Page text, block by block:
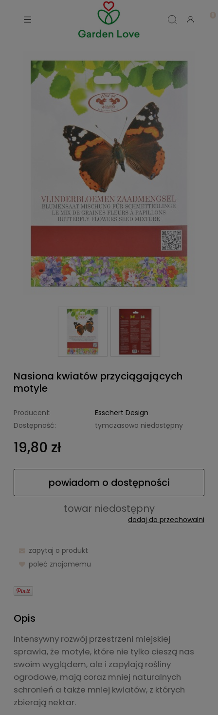
Nasiona kwiatów przyciągających
motyle
Producent:
Esschert Design
Dostępność:
tymczasowo niedostępny
19,80 zł
powiadom o dostępności
towar niedostępny
dodaj do przechowalni
zapytaj o produkt
poleć znajomemu
Opis
Intensywny rozwój przestrzeni miejskiej
sprawia, że motyle, które nie tylko cieszą nas
swoim wyglądem, ale i zapylają rośliny
ogrodowe, mają coraz mniej naturalnych
schronień a także mniej kwiatów, z których
zbierają nektar.